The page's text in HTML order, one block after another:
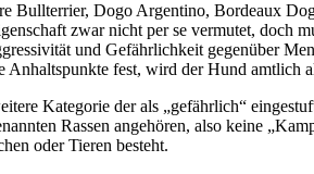
Bullterrier, Dogo Argentino, Bordeaux
zwar nicht per se vermutet, doch
und Gefährlichkeit gegenüber
Anhaltspunkte fest, wird der Hund amtlich
Kategorie der als „gefährlich“
Rassen angehören, also keine
oder Tieren besteht.